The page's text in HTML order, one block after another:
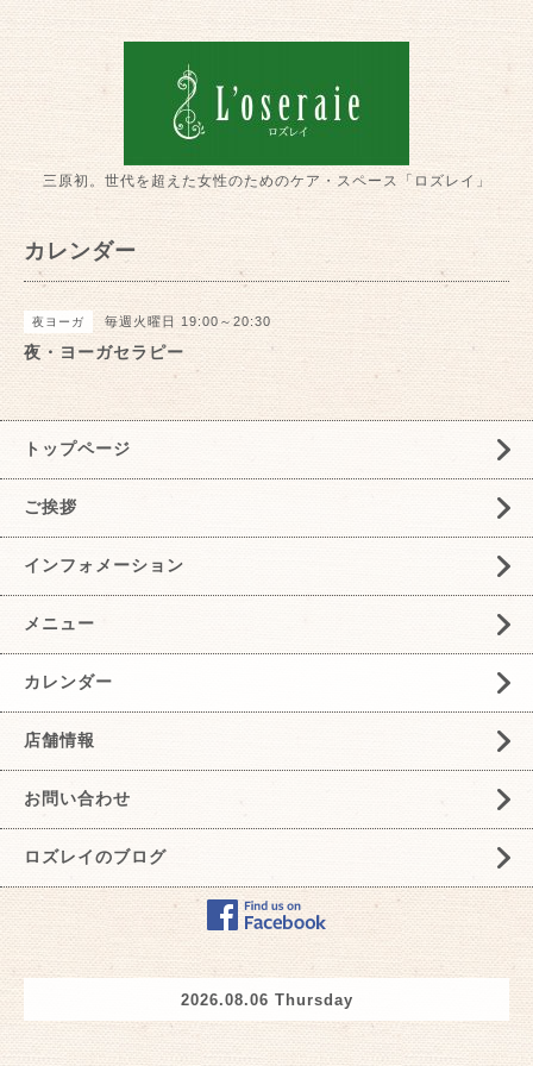
三原初。世代を超えた女性のためのケア・スペース「ロズレイ」
カレンダー
夜ヨーガ 毎週火曜日 19:00～20:30
夜・ヨーガセラピー
トップページ
ご挨拶
インフォメーション
メニュー
カレンダー
店舗情報
お問い合わせ
ロズレイのブログ
2026.08.06 Thursday